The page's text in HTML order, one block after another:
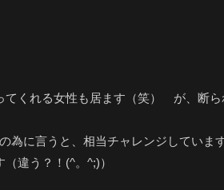
くれる女性も居ます（笑） が、断ら
に言うと、相当チャレンジしていま
違う？！(^。^;)）